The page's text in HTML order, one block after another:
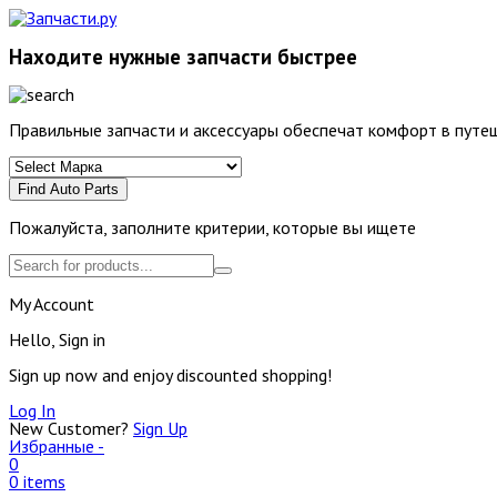
Находите нужные запчасти быстрее
Правильные запчасти и аксессуары обеспечат комфорт в
Find Auto Parts
Пожалуйста, заполните критерии, которые вы ищете
My Account
Hello, Sign in
Sign up now and enjoy discounted shopping!
Log In
New Customer? Sign Up
Избранные -
0
0 items